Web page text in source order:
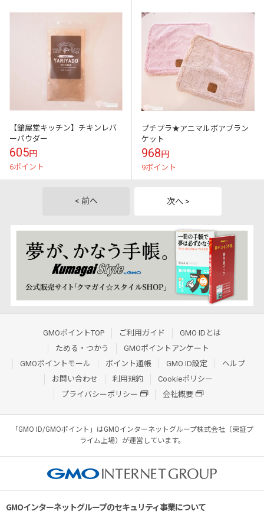
【鎗屋堂キッチン】チキンレバ
ーパウダー
605円
6ポイント
プチプラ★アニマルボアブラン
ケット
968円
9ポイント
< 前へ 次へ >
GMOポイントTOP ご利用ガイド
GMO IDとは
ためる・つかう
GMOポイントアンケート
GMOポイントモール
ポイント通帳 GMO ID設定
ヘルプ
お問い合わせ
利用規約
Cookieポリシー
プライバシーポリシー
会社概要
「GMO ID/GMOポイント」はGMOインターネットグループ株式会社（東証プ
ライム上場）が運営しています。
GMOインターネットグループのセキュリティ事業について